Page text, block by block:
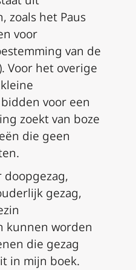
zoals het Paus
voor
van de
Voor het overige
voor een
zoekt van boze
die geen
gezag,
kunnen worden
die gezag
in mijn boek.